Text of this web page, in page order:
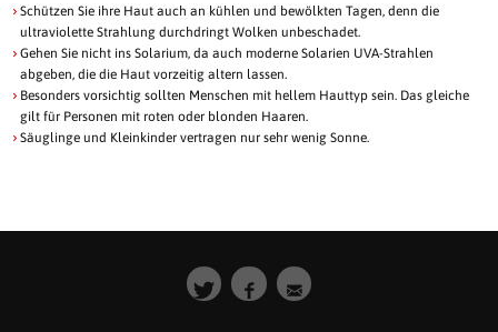
Schützen Sie ihre Haut auch an kühlen und bewölkten Tagen, denn die
ultraviolette Strahlung durchdringt Wolken unbeschadet.
Gehen Sie nicht ins Solarium, da auch moderne Solarien UVA-Strahlen
abgeben, die die Haut vorzeitig altern lassen.
Besonders vorsichtig sollten Menschen mit hellem Hauttyp sein. Das gleiche
gilt für Personen mit roten oder blonden Haaren.
Säuglinge und Kleinkinder vertragen nur sehr wenig Sonne.